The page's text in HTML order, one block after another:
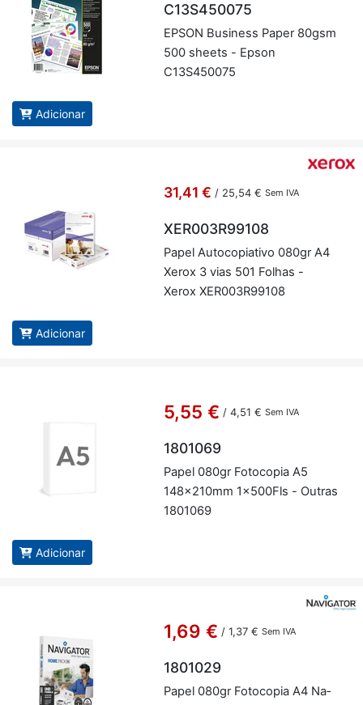
C13S450075
EPSON Bu­si­ness Paper 80gsm
500 sheets - Epson
C13S450075
Adicionar
31,41 € / 25,54 € Sem IVA
XER003R99108
Papel Au­to­co­pi­a­tivo 080gr A4
Xerox 3 vias 501 Fo­lhas -
Xerox XER003R99108
Adicionar
5,55 € / 4,51 € Sem IVA
1801069
Papel 080gr Fo­to­copia A5
148x210mm 1x500Fls - Ou­tras
1801069
Adicionar
1,69 € / 1,37 € Sem IVA
1801029
Papel 080gr Fo­to­copia A4 Na­